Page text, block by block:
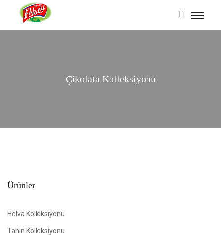
Çikolata Kolleksiyonu
Ürünler
Helva Kolleksiyonu
Tahin Kolleksiyonu